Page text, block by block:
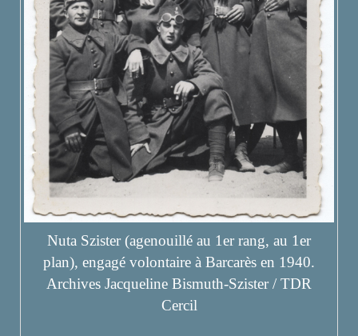
Nuta Szister (agenouillé au 1er rang, au 1er
plan), engagé volontaire à Barcarès en 1940.
Archives Jacqueline Bismuth-Szister / TDR
Cercil